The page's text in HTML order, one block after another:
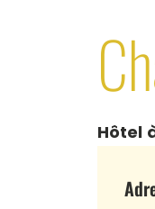
Voir tout
MÉTÉO
Hôtel